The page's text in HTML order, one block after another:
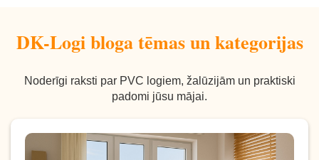
DK-Logi bloga tēmas un kategorijas
Noderīgi raksti par PVC logiem, žalūzijām un praktiski
padomi jūsu mājai.